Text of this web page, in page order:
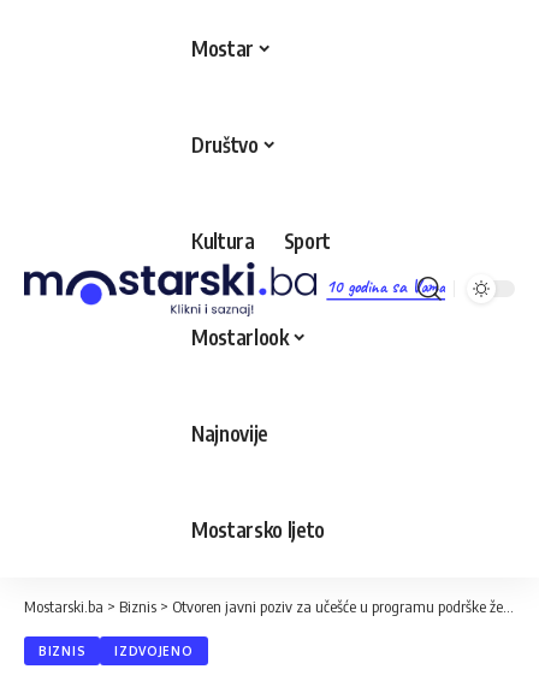
10 godina sa Vama
Mostar
Društvo
Kultura Sport
Mostarlook
Najnovije
Mostarsko ljeto
Mostarski.ba > Biznis > Otvoren javni poziv za učešće u programu podrške ženskom poduzetništvu u BiH
BIZNIS IZDVOJENO